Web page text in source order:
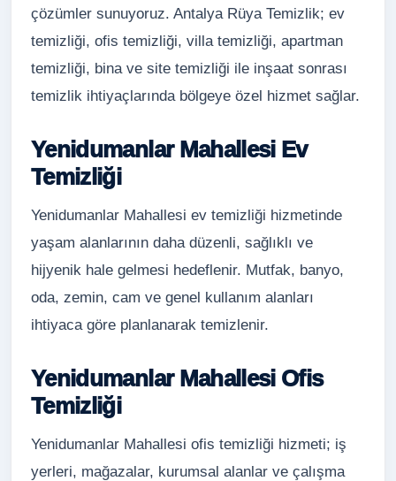
çözümler sunuyoruz. Antalya Rüya Temizlik; ev
temizliği, ofis temizliği, villa temizliği, apartman
temizliği, bina ve site temizliği ile inşaat sonrası
temizlik ihtiyaçlarında bölgeye özel hizmet sağlar.
Yenidumanlar Mahallesi Ev
Temizliği
Yenidumanlar Mahallesi ev temizliği hizmetinde
yaşam alanlarının daha düzenli, sağlıklı ve
hijyenik hale gelmesi hedeflenir. Mutfak, banyo,
oda, zemin, cam ve genel kullanım alanları
ihtiyaca göre planlanarak temizlenir.
Yenidumanlar Mahallesi Ofis
Temizliği
Yenidumanlar Mahallesi ofis temizliği hizmeti; iş
yerleri, mağazalar, kurumsal alanlar ve çalışma